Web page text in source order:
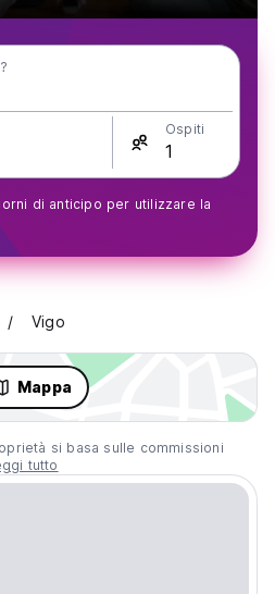
Ospiti
di anticipo per utilizzare la
Vigo
Mappa
si basa sulle commissioni
tutto